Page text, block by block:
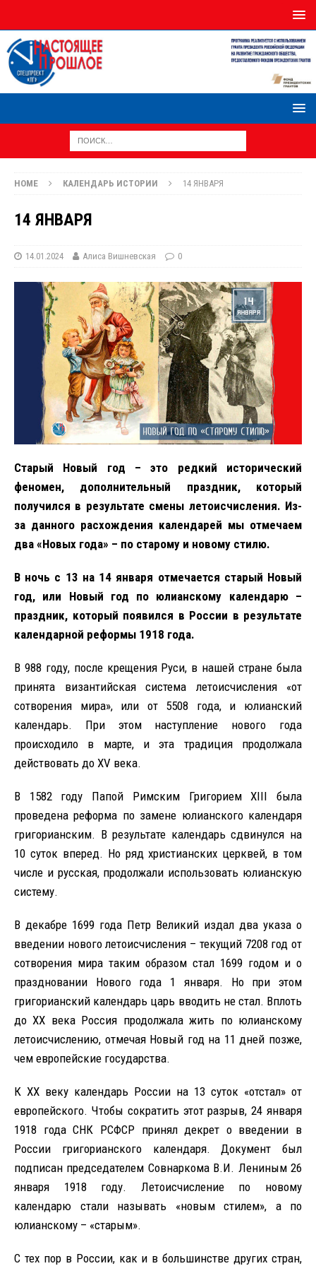
HOME КАЛЕНДАРЬ ИСТОРИИ 14 ЯНВАРЯ
14 ЯНВАРЯ
14.01.2024 Алиса Вишневская 0
Старый Новый год – это редкий исторический
феномен, дополнительный праздник, который
получился в результате смены летоисчисления. Из-
за данного расхождения календарей мы отмечаем
два «Новых года» – по старому и новому стилю.
В ночь с 13 на 14 января отмечается старый Новый
год, или Новый год по юлианскому календарю –
праздник, который появился в России в результате
календарной реформы 1918 года.
В 988 году, после крещения Руси, в нашей стране была
принята византийская система летоисчисления «от
сотворения мира», или от 5508 года, и юлианский
календарь. При этом наступление нового года
происходило в марте, и эта традиция продолжала
действовать до XV века.
В 1582 году Папой Римским Григорием XIII была
проведена реформа по замене юлианского календаря
григорианским. В результате календарь сдвинулся на
10 суток вперед. Но ряд христианских церквей, в том
числе и русская, продолжали использовать юлианскую
систему.
В декабре 1699 года Петр Великий издал два указа о
введении нового летоисчисления – текущий 7208 год от
сотворения мира таким образом стал 1699 годом и о
праздновании Нового года 1 января. Но при этом
григорианский календарь царь вводить не стал. Вплоть
до XX века Россия продолжала жить по юлианскому
летоисчислению, отмечая Новый год на 11 дней позже,
чем европейские государства.
К ХХ веку календарь России на 13 суток «отстал» от
европейского. Чтобы сократить этот разрыв, 24 января
1918 года СНК РСФСР принял декрет о введении в
России григорианского календаря. Документ был
подписан председателем Совнаркома В.И. Лениным 26
января 1918 году. Летоисчисление по новому
календарю стали называть «новым стилем», а по
юлианскому – «старым».
С тех пор в России, как и в большинстве других стран,